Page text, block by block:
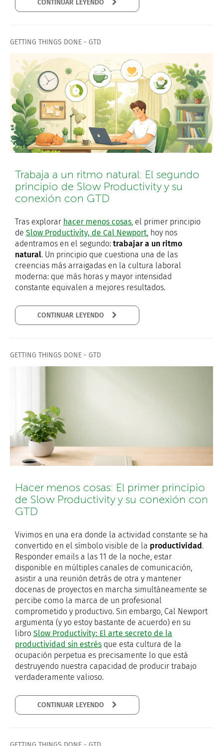
GETTING THINGS DONE - GTD
Trabaja a un ritmo natural: El segundo
principio de Slow Productivity y su
conexión con GTD
Tras explorar hacer menos cosas, el primer principio
de Slow Productivity, de Cal Newport, hoy nos
adentramos en el segundo: trabajar a un ritmo
natural. Un principio que cuestiona una de las
creencias más arraigadas en la cultura laboral
moderna: que más horas y mayor intensidad
constante equivalen a mejores resultados.
GETTING THINGS DONE - GTD
Hacer menos cosas: El primer principio
de Slow Productivity y su conexión con
GTD
Vivimos en una era donde la actividad constante se ha
convertido en el símbolo visible de la productividad.
Responder emails a las 11 de la noche, estar
disponible en múltiples canales de comunicación,
asistir a una reunión detrás de otra y mantener
docenas de proyectos en marcha simultáneamente se
percibe como la marca de un profesional
comprometido y productivo. Sin embargo, Cal Newport
argumenta (y yo estoy bastante de acuerdo) en su
libro Slow Productivity: El arte secreto de la
productividad sin estrés que esta cultura de la
ocupación perpetua es precisamente lo que está
destruyendo nuestra capacidad de producir trabajo
verdaderamente valioso.